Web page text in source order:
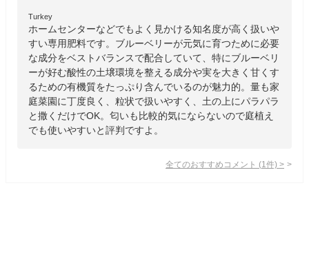
Turkey
ホームセンターなどでもよく見かける知名度が高く扱いや
すい専用肥料です。ブルーベリーが元気に育つために必要
な成分をベストバランスで配合していて、特にブルーベリ
ーが好む酸性の土壌環境を整える成分や実を大きく甘くす
るための有機質をたっぷり含んでいるのが魅力的。量も家
庭菜園に丁度良く、粒状で扱いやすく、土の上にパラパラ
と撒くだけでOK。匂いも比較的気にならないので庭植え
でも使いやすいと評判ですよ。
全てのおすすめコメント (1 件) >